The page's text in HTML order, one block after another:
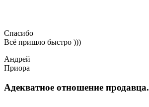
Спасибо
Всё пришло быстро )))
Андрей
Приора
Адекватное отношение продавца.